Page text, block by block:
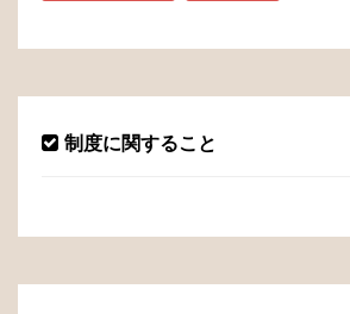
制度に関すること